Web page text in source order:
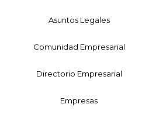
Asuntos Legales
Comunidad Empresarial
Directorio Empresarial
Empresas